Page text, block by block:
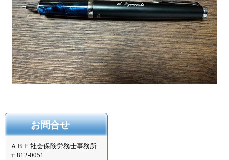
お問合せ
ＡＢＥ社会保険労務士事務所
〒 812-0051